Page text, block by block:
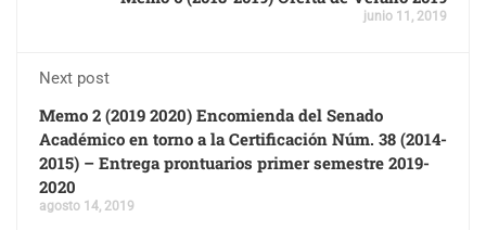
junio 11, 2019
Next post
Memo 2 (2019 2020) Encomienda del Senado
Académico en torno a la Certificación Núm. 38 (2014-
2015) – Entrega prontuarios primer semestre 2019-
2020
agosto 14, 2019